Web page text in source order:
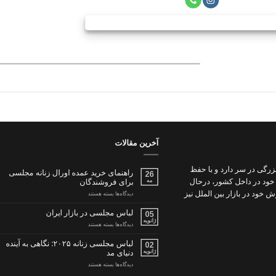
در سر دارد و با حفظ
در داخل کشور، درحال
در بازار بین الملل نیز
آخرین مقالات
26
مه
راهنمای خرید عمده اورال زنانه مجلسی
برای فروشندگان
دیدگاه‌ها برای
خرید
عمده
اورال
مجلسی
برای
بسته هستند
05
ژانویه
لباس مجلسی در بازار ایران
دیدگاه‌ها برای
مجلسی
بازار
ایران
بسته هستند
02
ژانویه
لباس مجلسی زنانه ۲۰۲۵: نگاهی به آینده
دنیای مد
دیدگاه‌ها برای
بسته هستند